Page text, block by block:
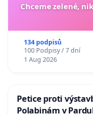
Chceme zelené,
134 podpisů
100 Podpisy / 7 dní
1 Aug 2026
Petice proti
Polabinám v